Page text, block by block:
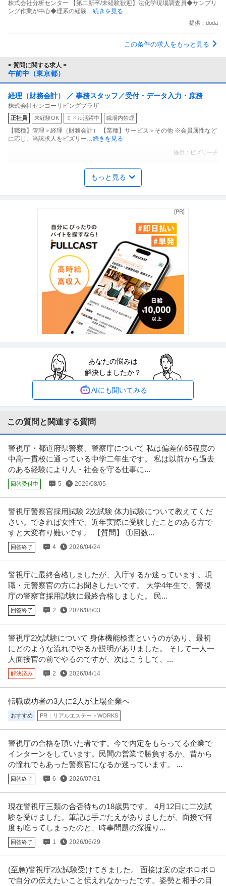
株式会社分析センター 【第二新卒/未経験歓迎】法化学現場調査員◆サンプリ
ング作業が中心◆理系の経験…続きを見る
提供：doda
この条件の求人をもっと見る
< 質問に関する求人 >
午前中（東京都）
経理（財務会計） ／ 事務スタッフ／受付・データ入力・庶務
株式会社センコーリビングプラザ
正社員 未経験OK ミドル活躍中 職場内禁煙
【職種】管理＞経理（財務会計） 【業種】サービス＞その他 ※会員属性など
に応じ、当該求人をビズリー…続きを見る
提供：ビズリーチ
個人営業 ／ 「金融コンサルタント業務／法人営業・個人営業／東
東京海上日動あんしん生命保険株式会社
【職種】営業＞個人営業 【業種】保険＞生命保険 ※会員属性などに応じ、当
提供：ビズリーチ
工場長 ／ 板橋（東京）／電気自動車整備士
Tesla Japan合同会社
未経験OK 交通費支給 車通勤OK
年収400万円〜700万円
【職種】機械＞工場長 【業種】メーカー＞自動車・自動車部品 ※会員属性な
どに応じ、当該求人をビズリ…続きを見る
提供：ビズリーチ
不動産・マンション・ビル管理 ／ 「社長直轄・幹部候補」建物総
合管理マネージャー（清掃統括） ／営業活動なし／信頼を繋ぐ誠
常陽メンテナンス株式会社
マネージャー採用 ノルマなし
年収800万円〜1,000万円
【職種】不動産＞不動産・マンション・ビル管理 【業種】サービス＞その他
※会員属性などに応じ、当該…続きを見る
建築施工管理 ／ 「土木施工管理／入社時に特別休暇10日付与」公
共案件を担う次世代リーダー候補
株式会社信友建設
正社員 未経験OK AT限定OK 特別休暇
【職種】施工管理＞建築施工管理 【業種】建設＞建設・建築・土木 ※会員属
性などに応じ、当該求人をビ
…続きを見る
バスの運転士／未経験歓迎
小田急バス株式会社
新着 正社員 未経験OK 交通費支給 学歴不問
月給25.6万円
提供：小田急バス株式会社
プロパティマネジメント ／ 「障がい者雇用／正社員」 データセ
ンター設備運用テクニシャン
アマゾン ウェブ サービス ジャパン合同会社
年間休日110日以上 シフト制 土日休み
年収400万円〜500万円
【職種】不動産＞プロパティマネジメント 【業種】エネルギー＞電力・ガ
ス・水道 ※会員属性などに応じ…続きを見る
Webプロデューサー・ディレクター ／ 自社Webサービス運営の
責任者（部長候補）／上場グループ×マンションDX／銀座勤務・
在宅可／残業月20h以内
株式会社アスク
新着 未経験OK 学歴不問 在宅ワーク
T・インターネット＞イ …続きを見る
提供：ビズリーチ
事務職 ベネッセ運営の保育園／8／6 新着／駅チカ案件
パート・アルバイト 交通費支給
時給1,265円
【東京都／文京区】 私立認可保育園 ベネッセ かごまち保育園 事務員 パー
ト・アルバイト の求人詳
この条件の求人をもっと見る
もっと見る
あなたの悩みは
解決しましたか？
AIにも聞いてみる
この質問と関連する質問
警視庁・都道府県警察、警察庁について 私は偏差値65程度の
中高一貫校に通っている中学二年生です。 私は以前から過去
のある経験により人・社会を守る仕事に...
回答受付中 5 2026/08/05
警視庁警察官採用試験 2次試験 体力試験について教えてくだ
さい。できれば女性で、近年実際に受験したことのある方で
すと大変有り難いです。 【質問】 ①回数...
回答終了 4 2026/04/24
警視庁に最終合格しましたが、入庁するか迷っています。現
職・元警察官の方にお聞きしたいです。 大学4年生で、警視
庁の警察官採用試験に最終合格しました。 民...
回答終了 2 2026/08/03
警視庁2次試験について 身体機能検査というのがあり、最初
にどのような流れでやるか説明がありました。 そして一人一
人面接官の前でやるのですが、次はこうして、...
解決済み 2 2026/04/14
転職成功者の3人に2人が上場企業へ
おすすめ PR：リアルエステートWORKS
警視庁の合格を頂いた者です。今で内定をもらってる企業で
インターンをしています。民間の営業で勝負するか、昔から
の憧れでもあった警察官になるか迷っています。 ...
回答終了 6 2026/07/31
現在警視庁三類の合否待ちの18歳男です。 4月12日に二次試
験を受けました。筆記は手ごたえがありましたが、面接で何
度も吃ってしまったのと、時事問題の深掘り...
回答終了 1 2026/06/29
(至急)警視庁2次試験受けてきました。 面接は案の定ボロボロ
で自分の伝えたいこと伝えれなかったです。姿勢と相手の目